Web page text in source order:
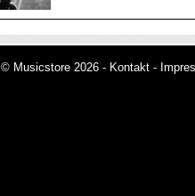
© Musicstore 2026 - Kontakt -